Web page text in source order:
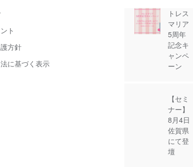
ト
方針
に基づく表示
トレス
マリア
5周年
記念キ
ャンペ
ーン
【セミ
ナー】
8月4日
佐賀県
にて登
壇